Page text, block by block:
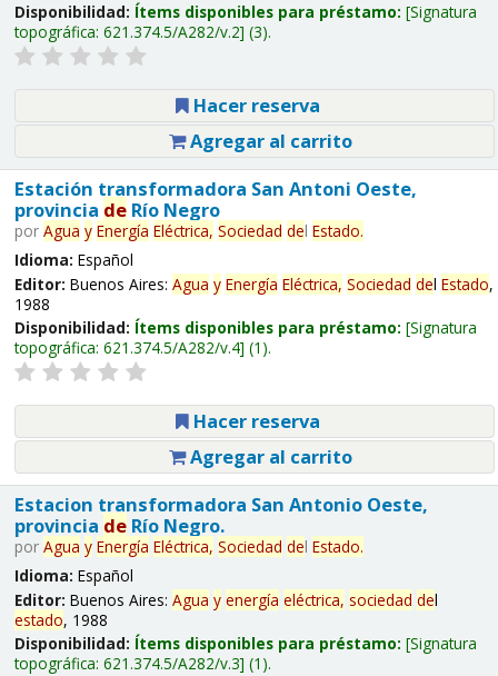
Disponibilidad: Ítems disponibles para préstamo: Signatura
topográfica: 621.374.5/A282/v.2 (3).
Hacer reserva
Agregar al carrito
Estación transformadora San Antoni Oeste,
provincia deRío Negro
por Agua y Energía Eléctrica, Sociedad del Estado.
Idioma: Español
Editor: Buenos Aires: Agua y Energía Eléctrica, Sociedad del Estado,
1988
Disponibilidad: Ítems disponibles para préstamo: Signatura
topográfica: 621.374.5/A282/v.4 (1).
Hacer reserva
Agregar al carrito
Estacion transformadora San Antonio Oeste,
provincia deRío Negro.
por Agua y Energía Eléctrica, Sociedad del Estado.
Idioma: Español
Editor: Buenos Aires: Agua y energía eléctrica, sociedad del
estado, 1988
Disponibilidad: Ítems disponibles para préstamo: Signatura
topográfica: 621.374.5/A282/v.3 (1).